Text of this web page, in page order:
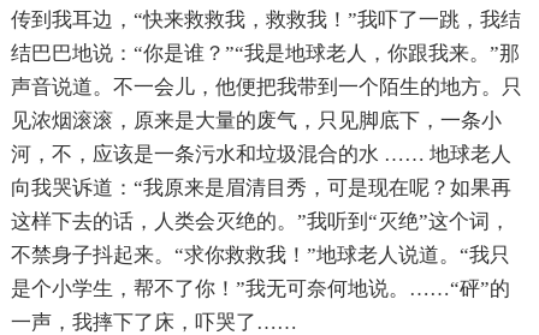
传到我耳边，“快来救救我，救救我！”我吓了一跳，我结
结巴巴地说：“你是谁？”“我是地球老人，你跟我来。”那
声音说道。不一会儿，他便把我带到一个陌生的地方。只
见浓烟滚滚，原来是大量的废气，只见脚底下，一条小
河，不，应该是一条污水和垃圾混合的水 …… 地球老人
向我哭诉道：“我原来是眉清目秀，可是现在呢？如果再
这样下去的话，人类会灭绝的。”我听到“灭绝”这个词，
不禁身子抖起来。“求你救救我！”地球老人说道。“我只
是个小学生，帮不了你！”我无可奈何地说。……“砰”的
一声，我摔下了床，吓哭了……